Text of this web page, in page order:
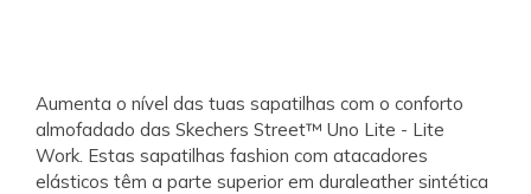
Aumenta o nível das tuas sapatilhas com o conforto
almofadado das Skechers Street™ Uno Lite - Lite
Work. Estas sapatilhas fashion com atacadores
elásticos têm a parte superior em duraleather sintética